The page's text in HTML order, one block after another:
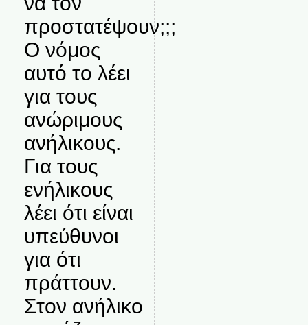
προστατέψουν;;;
Ο νόμος
αυτό το λέει
για τους
ανώριμους
ανήλικους.
Για τους
ενήλικους
λέει ότι είναι
υπεύθυνοι
για ότι
πράττουν.
Στον ανήλικο